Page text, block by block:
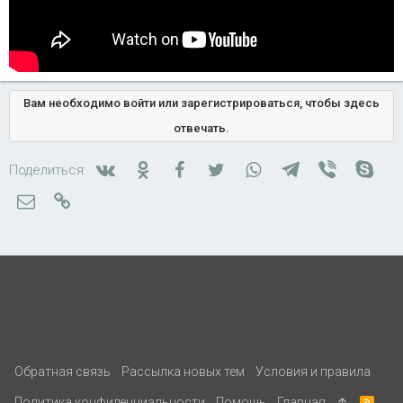
Вам необходимо войти или зарегистрироваться, чтобы здесь
отвечать.
Поделиться: ВконтактеОдноклассники
FacebookTwitterWhatsAppTelegram
Viber
Электронная почта
Обратная связь Рассылка новых тем Условия и правила